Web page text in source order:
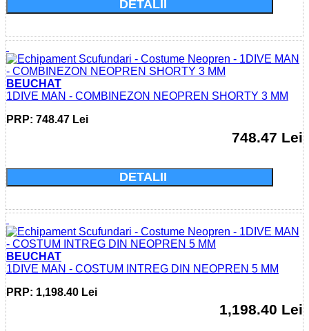
DETALII
BEUCHAT
1DIVE MAN - COMBINEZON NEOPREN SHORTY 3 MM
PRP: 748.47 Lei
748.47 Lei
DETALII
BEUCHAT
1DIVE MAN - COSTUM INTREG DIN NEOPREN 5 MM
PRP: 1,198.40 Lei
1,198.40 Lei